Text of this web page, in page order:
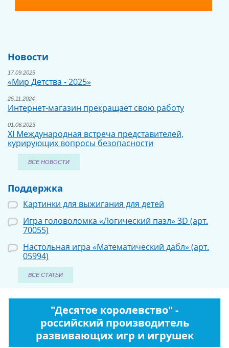
Новости
17.09.2025
«Мир Детства - 2025»
25.11.2024
Интернет-магазин прекращает свою работу
01.06.2023
XI Международная встреча представителей,
курирующих вопросы безопасности
ВСЕ НОВОСТИ
Поддержка
Картинки для выжигания для детей
Игра головоломка «Логический пазл» 3D (арт.
70055)
Настольная игра «Математический дабл» (арт.
05994)
ВСЕ СТАТЬИ
"Десятое королевство" -
российский производитель
развивающих игр и игрушек